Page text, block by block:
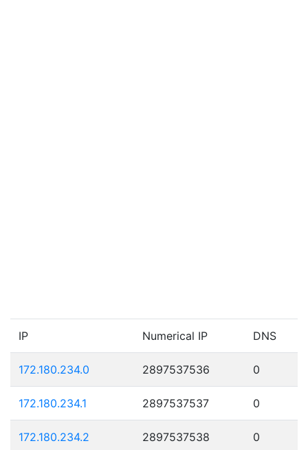
IP Numerical IP DNS
172.180.234.0 2897537536 0
172.180.234.1 2897537537 0
172.180.234.2 2897537538 0